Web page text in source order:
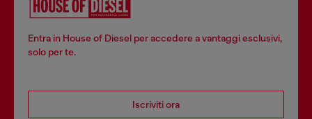
Entra in House of Diesel per accedere a vantaggi esclusivi,
solo per te.
Iscriviti ora